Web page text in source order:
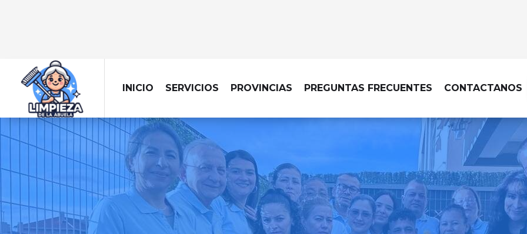
INICIO SERVICIOS PROVINCIAS PREGUNTAS FRECUENTES CONTACTANOS
LIMPIEZA DE COLEGIOS EN VALDEOLMOS-
Limpieza eficiente y detallada que responde a